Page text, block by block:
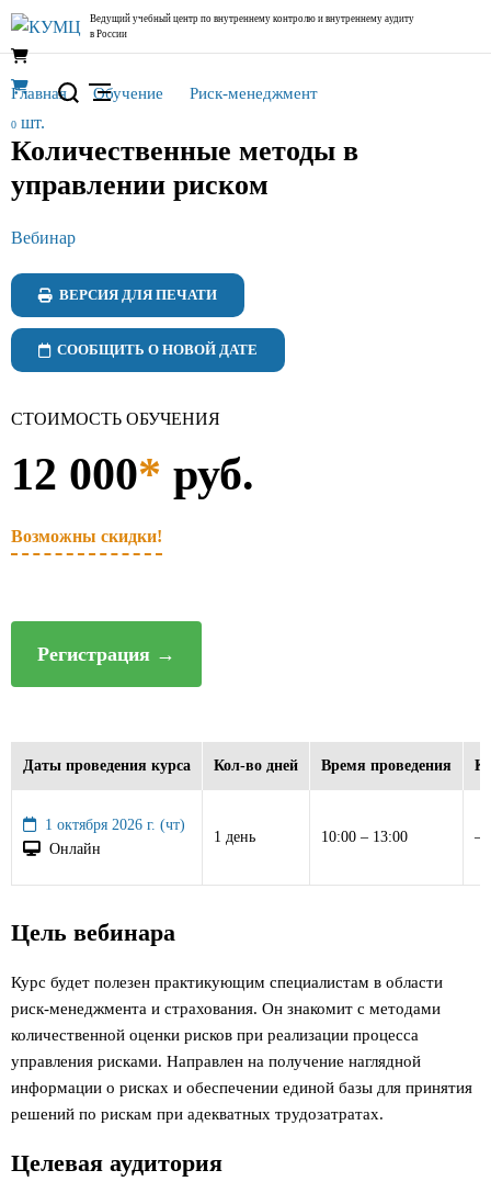
Ведущий учебный центр по внутреннему контролю и внутреннему аудиту
в России
0 шт.
Главная Обучение Риск-менеджмент
Количественные методы в
управлении риском
Вебинар
ВЕРСИЯ ДЛЯ ПЕЧАТИ
СООБЩИТЬ О НОВОЙ ДАТЕ
СТОИМОСТЬ ОБУЧЕНИЯ
12 000* руб.
Возможны скидки!
Регистрация →
Даты проведения курса Кол-во дней Время проведения
1 октября 2026 г. (чт)
Онлайн
1 день 10:00 – 13:00 –
Цель вебинара
Курс будет полезен практикующим специалистам в области
риск-менеджмента и страхования. Он знакомит с методами
количественной оценки рисков при реализации процесса
управления рисками. Направлен на получение наглядной
информации о рисках и обеспечении единой базы для принятия
решений по рискам при адекватных трудозатратах.
Целевая аудитория